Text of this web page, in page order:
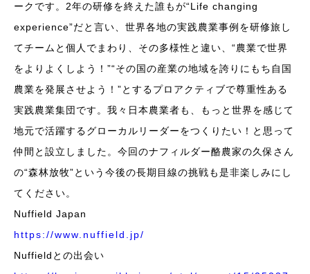
ークです。2年の研修を終えた誰もが“Life changing
experience”だと言い、世界各地の実践農業事例を研修旅し
てチームと個人でまわり、その多様性と違い、“農業で世界
をよりよくしよう！”“その国の産業の地域を誇りにもち自国
農業を発展させよう！”とするプロアクティブで尊重性ある
実践農業集団です。我々日本農業者も、もっと世界を感じて
地元で活躍するグローカルリーダーをつくりたい！と思って
仲間と設立しました。今回のナフィルダー酪農家の久保さん
の“森林放牧”という今後の長期目線の挑戦も是非楽しみにし
てください。
Nuffield Japan
https://www.nuffield.jp/
Nuffieldとの出会い